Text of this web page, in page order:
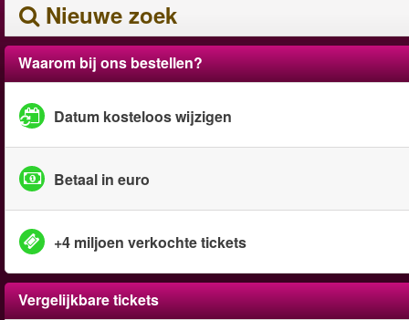
Nieuwe zoek
Waarom bij ons bestellen?
Datum kosteloos wijzigen
Betaal in euro
+4 miljoen verkochte tickets
Vergelijkbare tickets